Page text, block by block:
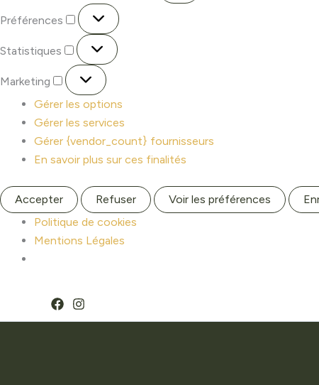
Préférences
Statistiques
Marketing
Gérer les options
Gérer les services
Gérer {vendor_count} fournisseurs
En savoir plus sur ces finalités
Accepter Refuser Voir les préférences
Politique de cookies
Mentions Légales